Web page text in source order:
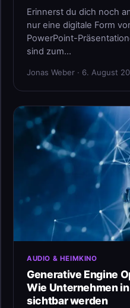
Erinnerst du dich noch
nur eine digitale Form
PowerPoint-
sind zum…
Jonas Weber · 6. August
AUDIO & HEIMKINO
Generative Engine
Wie Unternehmen
sichtbar werden